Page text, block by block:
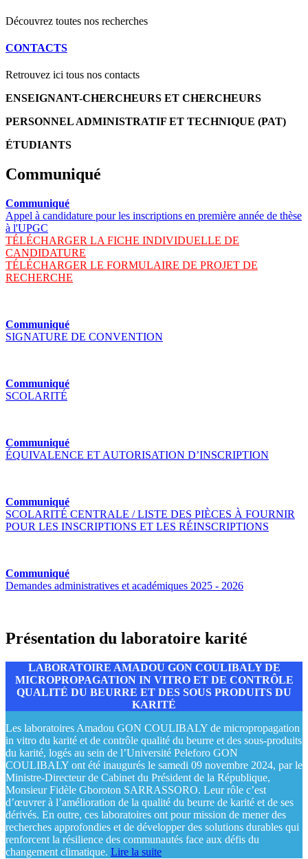
Découvrez toutes nos recherches
CONTACTS
Retrouvez ici tous nos contacts
ENSEIGNANT-CHERCHEURS ET CHERCHEURS
PERSONNEL ADMINISTRATIF ET TECHNIQUE (PAT)
ÉTUDIANTS
Communiqué
Communiqué
Appel à candidature pour les inscriptions en première année de thèse
à l'UPGC
TÉLÉCHARGER LA FICHE INDIVIDUELLE DE
CANDIDATURE
TÉLÉCHARGER LE FORMULAIRE DE PROJET DE
RECHERCHE
Communiqué
SIGNATURE DE CONVENTION
Communiqué
SCOLARITÉ
Communiqué
ÉQUIVALENCE ET AUTORISATION D’INSCRIPTION
Communiqué
SCOLARITÉ CENTRALE / LISTE DES PIÈCES À FOURNIR
POUR LES INSCRIPTIONS ET LES RÉINSCRIPTIONS
Communiqué
Demandes administratives et académiques 2025 - 2026
Présentation du laboratoire karité
LABORATOIRE AMADOU GON COULIBALY DE
MICROPROPAGATION IN VITRO ET DE CONTRÔLE
QUALITÉ DU BEURRE ET DES SOUS PRODUITS DU
KARITÉ
Les laboratoires Amadou GON COULIBALY de micropropagation
in vitro du karité et de contrôle qualité du beurre et des sous-produits
du karité, logés au sein de l’Université Peleforo GON
COULIBALY ont été inaugurés le samedi 09 novembre 2024, par le
Ministre-Directeur de Cabinet du Président de la République,
Monsieur Fidèle Gboroton SARRASSORO. Leur rôle c’est
d’œuvrer à l’amélioration de la qualité du beurre de karité et de ses
dérivés. En outre, ces laboratoires ont pour mission de mener des
recherches approfondies et de développer des solutions durables qui
renforcent la résilience des communautés face aux défis du
changement climatique. Lire la suite